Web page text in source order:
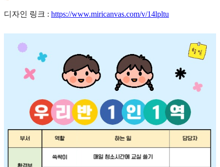
디자인 링크 : https://www.miricanvas.com/v/14lpltu